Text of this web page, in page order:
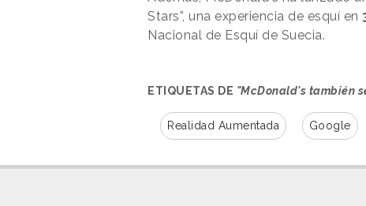
Stars”, una experiencia de esquí en
Nacional de Esquí de Suecia.
ETIQUETAS DE "McDonald's también
Realidad Aumentada Google